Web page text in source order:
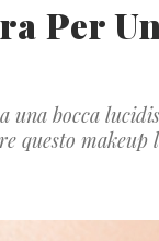
Per
bocca
questo makeup